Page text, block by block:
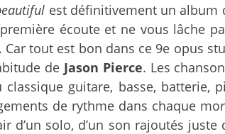
est définitivement un album
écoute et ne vous lâche
tout est bon dans ce 9e opus
de Jason Pierce. Les
guitare, basse, batterie,
de rythme dans chaque
d’un solo, d’un son rajoutés